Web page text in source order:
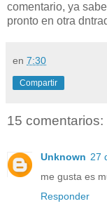
comentario, ya
pronto en otra
en 7:30
Compartir
15 comentarios:
Unknown 27
me gusta es
Responder